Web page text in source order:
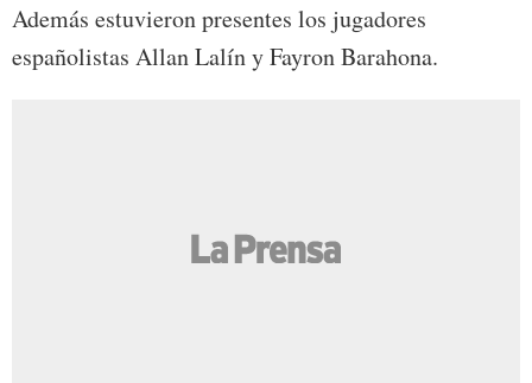
Además estuvieron presentes los jugadores
españolistas Allan Lalín y Fayron Barahona.